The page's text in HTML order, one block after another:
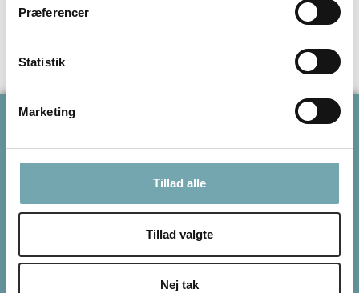
Præferencer
Statistik
Marketing
Tillad alle
Tillad valgte
Nej tak
started working on my […]
Ditte Young på TikTok
Ditte Young på Instagram